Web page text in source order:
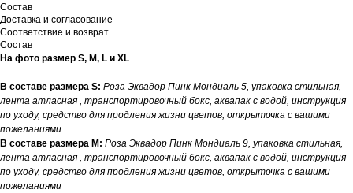
Состав
Доставка и согласование
Соответствие и возврат
Состав
На фото размер S, M, L и ХL
В составе размера S: Роза Эквадор Пинк Мондиаль 5, упаковка стильная,
лента атласная , транспортировочный бокс, аквапак с водой, инструкция
по уходу, средство для продления жизни цветов, открыточка с вашими
пожеланиями
В составе размера M: Роза Эквадор Пинк Мондиаль 9, упаковка стильная,
лента атласная , транспортировочный бокс, аквапак с водой, инструкция
по уходу, средство для продления жизни цветов, открыточка с вашими
пожеланиями